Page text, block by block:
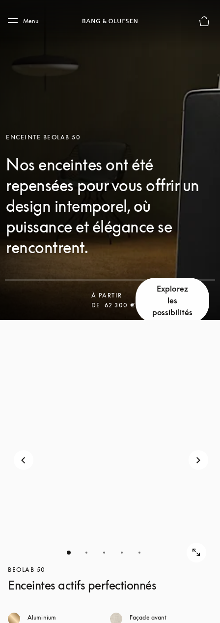
Skip to main footer
Menu
ENCEINTE BEOLAB 50
Nos enceintes ont été
repensées pour vous offrir un
design intemporel, où
puissance et élégance se
rencontrent.
DÉFILER
LA
À PARTIR
DE
62 300 €
Explorez
les
possibilités
BEOLAB 50
Enceintes actifs perfectionnés
Aluminium
Façade avant